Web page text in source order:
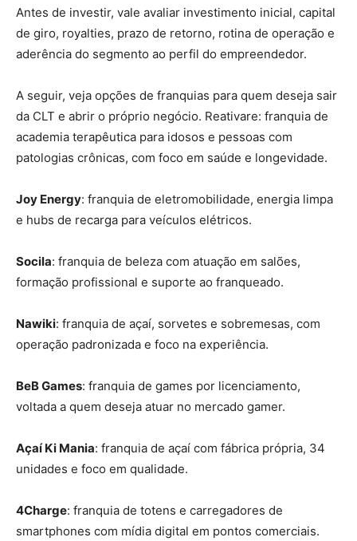
Antes de investir, vale avaliar investimento inicial, capital
de giro, royalties, prazo de retorno, rotina de operação e
aderência do segmento ao perfil do empreendedor.
A seguir, veja opções de franquias para quem deseja sair
da CLT e abrir o próprio negócio. Reativare: franquia de
academia terapêutica para idosos e pessoas com
patologias crônicas, com foco em saúde e longevidade.
Joy Energy: franquia de eletromobilidade, energia limpa
e hubs de recarga para veículos elétricos.
Socila: franquia de beleza com atuação em salões,
formação profissional e suporte ao franqueado.
Nawiki: franquia de açaí, sorvetes e sobremesas, com
operação padronizada e foco na experiência.
BeB Games: franquia de games por licenciamento,
voltada a quem deseja atuar no mercado gamer.
Açaí Ki Mania: franquia de açaí com fábrica própria, 34
unidades e foco em qualidade.
4Charge: franquia de totens e carregadores de
smartphones com mídia digital em pontos comerciais.